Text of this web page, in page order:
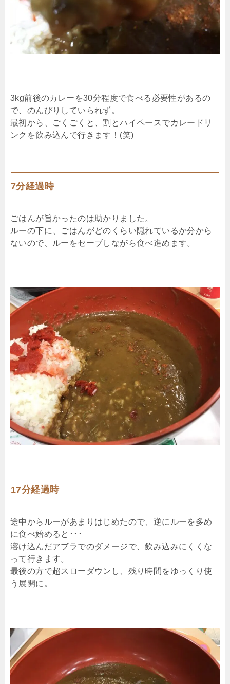
3kg前後のカレーを30分程度で食べる必要性があるの
で、のんびりしていられず。
最初から、ごくごくと、割とハイペースでカレードリ
ンクを飲み込んで行きます！(笑)
7分経過時
ごはんが旨かったのは助かりました。
ルーの下に、ごはんがどのくらい隠れているか分から
ないので、ルーをセーブしながら食べ進めます。
17分経過時
途中からルーがあまりはじめたので、逆にルーを多め
に食べ始めると･･･
溶け込んだアブラでのダメージで、飲み込みにくくな
って行きます。
最後の方で超スローダウンし、残り時間をゆっくり使
う展開に。